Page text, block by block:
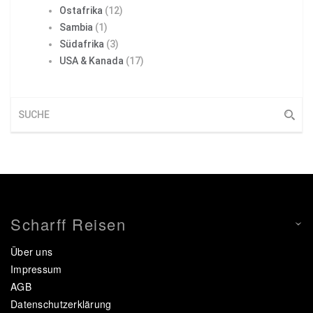
Ostafrika (12)
Sambia (1)
Südafrika (3)
USA & Kanada (17)
Scharff Reisen
Über uns
Impressum
AGB
Datenschutzerklärung